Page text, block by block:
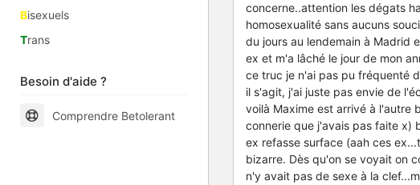
Bisexuels
Trans
Besoin d'aide ?
Comprendre Betolerant
concerne..attention les dégats
homosexualité sans aucuns
du jours au lendemain à Madrid
ex et m'a lâché le jour de mon
ce truc je n'ai pas pu fréquenté
il s'agit, j'ai juste pas envie de
voilà Maxime est arrivé à l'autre
connerie que j'avais pas faite x)
ex refasse surface (aah ces
bizarre. Dès qu'on se voyait on
n'y avait pas de sexe à la